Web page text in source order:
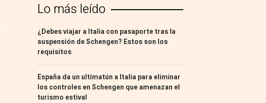
Lo más leído
¿Debes viajar a Italia con pasaporte tras la
suspensión de Schengen? Estos son los
requisitos
España da un ultimatún a Italia para eliminar
los controles en Schengen que amenazan el
turismo estival